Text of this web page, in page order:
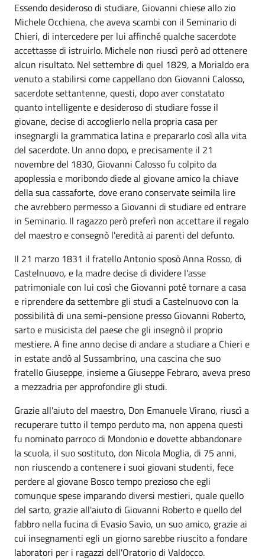
Essendo desideroso di studiare, Giovanni chiese allo zio
Michele Occhiena, che aveva scambi con il Seminario di
Chieri, di intercedere per lui affinché qualche sacerdote
accettasse di istruirlo. Michele non riuscì però ad ottenere
alcun risultato. Nel settembre di quel 1829, a Morialdo era
venuto a stabilirsi come cappellano don Giovanni Calosso,
sacerdote settantenne, questi, dopo aver constatato
quanto intelligente e desideroso di studiare fosse il
giovane, decise di accoglierlo nella propria casa per
insegnargli la grammatica latina e prepararlo così alla vita
del sacerdote. Un anno dopo, e precisamente il 21
novembre del 1830, Giovanni Calosso fu colpito da
apoplessia e moribondo diede al giovane amico la chiave
della sua cassaforte, dove erano conservate seimila lire
che avrebbero permesso a Giovanni di studiare ed entrare
in Seminario. Il ragazzo però preferì non accettare il regalo
del maestro e consegnò l'eredità ai parenti del defunto.
Il 21 marzo 1831 il fratello Antonio sposò Anna Rosso, di
Castelnuovo, e la madre decise di dividere l'asse
patrimoniale con lui così che Giovanni poté tornare a casa
e riprendere da settembre gli studi a Castelnuovo con la
possibilità di una semi-pensione presso Giovanni Roberto,
sarto e musicista del paese che gli insegnò il proprio
mestiere. A fine anno decise di andare a studiare a Chieri e
in estate andò al Sussambrino, una cascina che suo
fratello Giuseppe, insieme a Giuseppe Febraro, aveva preso
a mezzadria per approfondire gli studi.
Grazie all'aiuto del maestro, Don Emanuele Virano, riuscì a
recuperare tutto il tempo perduto ma, non appena questi
fu nominato parroco di Mondonio e dovette abbandonare
la scuola, il suo sostituto, don Nicola Moglia, di 75 anni,
non riuscendo a contenere i suoi giovani studenti, fece
perdere al giovane Bosco tempo prezioso che egli
comunque spese imparando diversi mestieri, quale quello
del sarto, grazie all'aiuto di Giovanni Roberto e quello del
fabbro nella fucina di Evasio Savio, un suo amico, grazie ai
cui insegnamenti egli un giorno sarebbe riuscito a fondare
laboratori per i ragazzi dell'Oratorio di Valdocco.